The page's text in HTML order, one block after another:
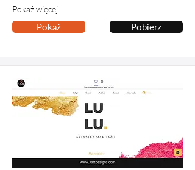
Pokaż więcej
Pokaż Pobierz